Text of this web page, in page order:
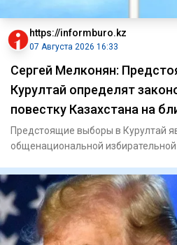
https://informburo.kz
07 Августа 2026 16:33
Сергей Мелконян:
Курултай определят
повестку Казахстана на
Предстоящие выборы в Курултай
общенациональной